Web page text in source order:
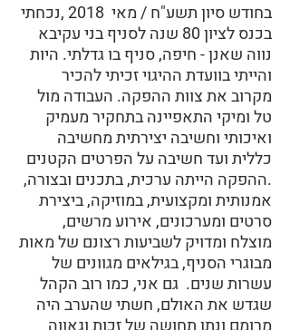
בחודש סיון תשע"ח / מאי 2018 ,נכחתי
בכנס לציון 80 שנה לסניף בני עקיבא
נווה שאנן - חיפה, סניף בו גדלתי. היות
והייתי בוועדת ההיגוי זכיתי להכיר
מקרוב את צוות ההפקה. העבודה מול
טל ומיקי התאפיינה בתחקיר מעמיק
ואיכותי וחשיבה יצירתית מחשיבה
כללית ועד חשיבה על הפרטים הקטנים
.ההפקה הייתה ערכית, בתכנים ובצורה,
אמנותית ומקצועית, במוזיקה, ביצירת
סרטים ומערכונים, אירוע מרשים,
מוצלח ומדויק לשביעות רצונם של מאות
מבוגרי הסניף, בגילאים מגוונים של
עשרות שנים. גם אני, כמו רוב הקהל
שגדש את האולם, חשתי שהערב היה